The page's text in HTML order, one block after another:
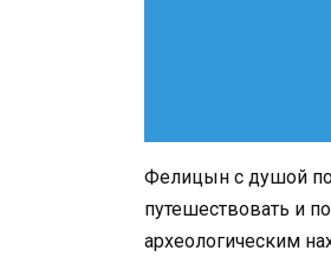
Фелицын с душой
путешествовать и
археологическим